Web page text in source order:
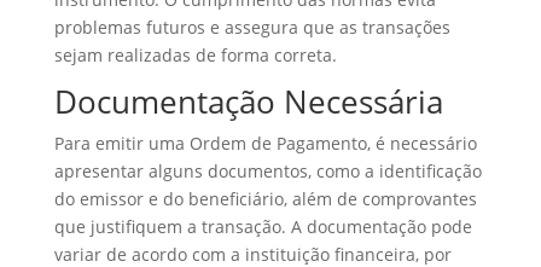
problemas futuros e assegura que as transações
sejam realizadas de forma correta.
Documentação Necessária
Para emitir uma Ordem de Pagamento, é necessário
apresentar alguns documentos, como a identificação
do emissor e do beneficiário, além de comprovantes
que justifiquem a transação. A documentação pode
variar de acordo com a instituição financeira, por